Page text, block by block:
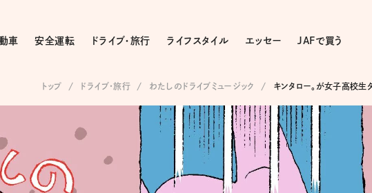
車 安全運転 ドライブ・旅行 ライフスタイル エッセー JAFで買う
トップ ドライブ･旅行 わたしのドライブミュージック